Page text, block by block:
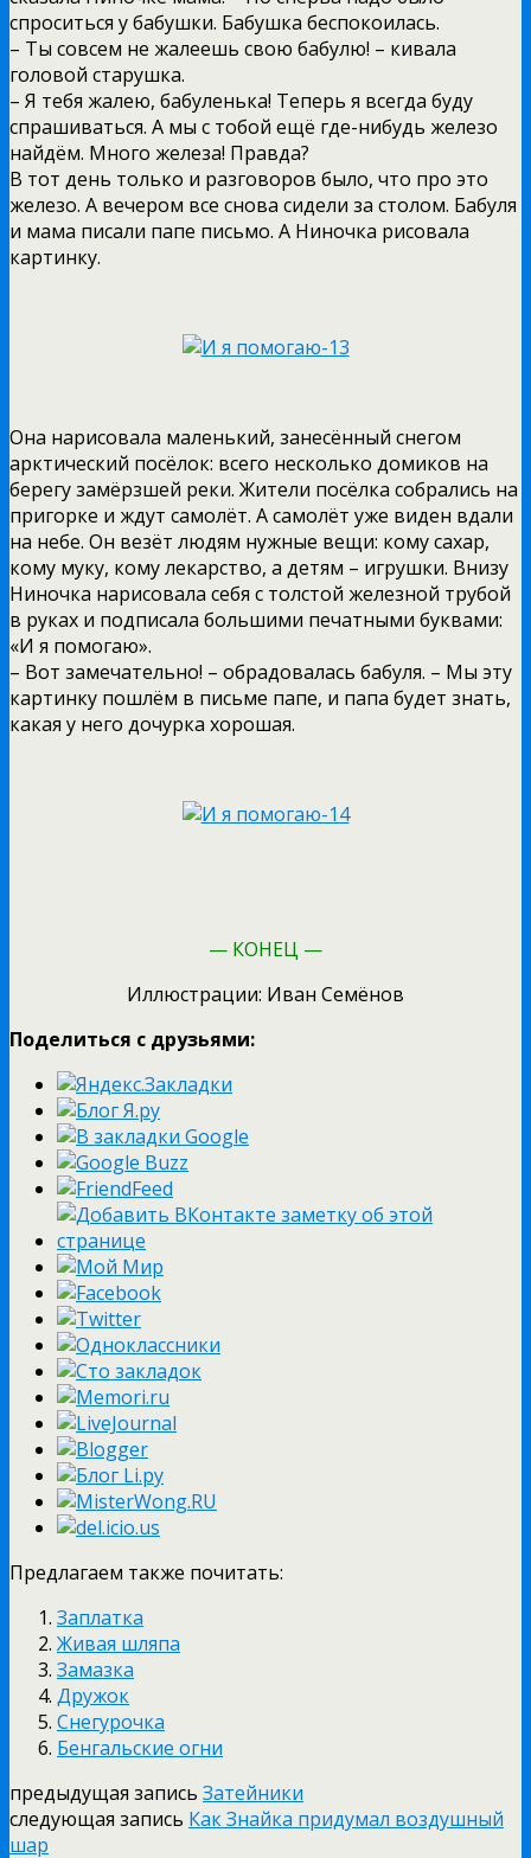
спроситься у бабушки. Бабушка беспокоилась.
– Ты совсем не жалеешь свою бабулю! – кивала
головой старушка.
– Я тебя жалею, бабуленька! Теперь я всегда буду
спрашиваться. А мы с тобой ещё где-нибудь железо
найдём. Много железа! Правда?
В тот день только и разговоров было, что про это
железо. А вечером все снова сидели за столом. Бабуля
и мама писали папе письмо. А Ниночка рисовала
картинку.
Она нарисовала маленький, занесённый снегом
арктический посёлок: всего несколько домиков на
берегу замёрзшей реки. Жители посёлка собрались на
пригорке и ждут самолёт. А самолёт уже виден вдали
на небе. Он везёт людям нужные вещи: кому сахар,
кому муку, кому лекарство, а детям – игрушки. Внизу
Ниночка нарисовала себя с толстой железной трубой
в руках и подписала большими печатными буквами:
«И я помогаю».
– Вот замечательно! – обрадовалась бабуля. – Мы эту
картинку пошлём в письме папе, и папа будет знать,
какая у него дочурка хорошая.
— КОНЕЦ —
Иллюстрации: Иван Семёнов
Поделиться с друзьями:
Предлагаем также почитать:
Заплатка
Живая шляпа
Замазка
Дружок
Снегурочка
Бенгальские огни
предыдущая запись Затейники
следующая запись Как Знайка придумал воздушный
шар